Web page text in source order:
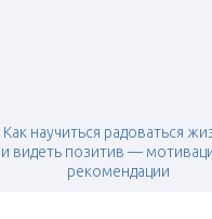
Как научиться радоваться
и видеть позитив —
рекомендации